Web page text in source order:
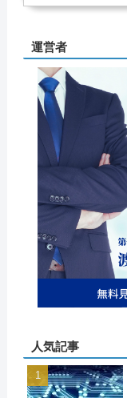
運営者
人気記事